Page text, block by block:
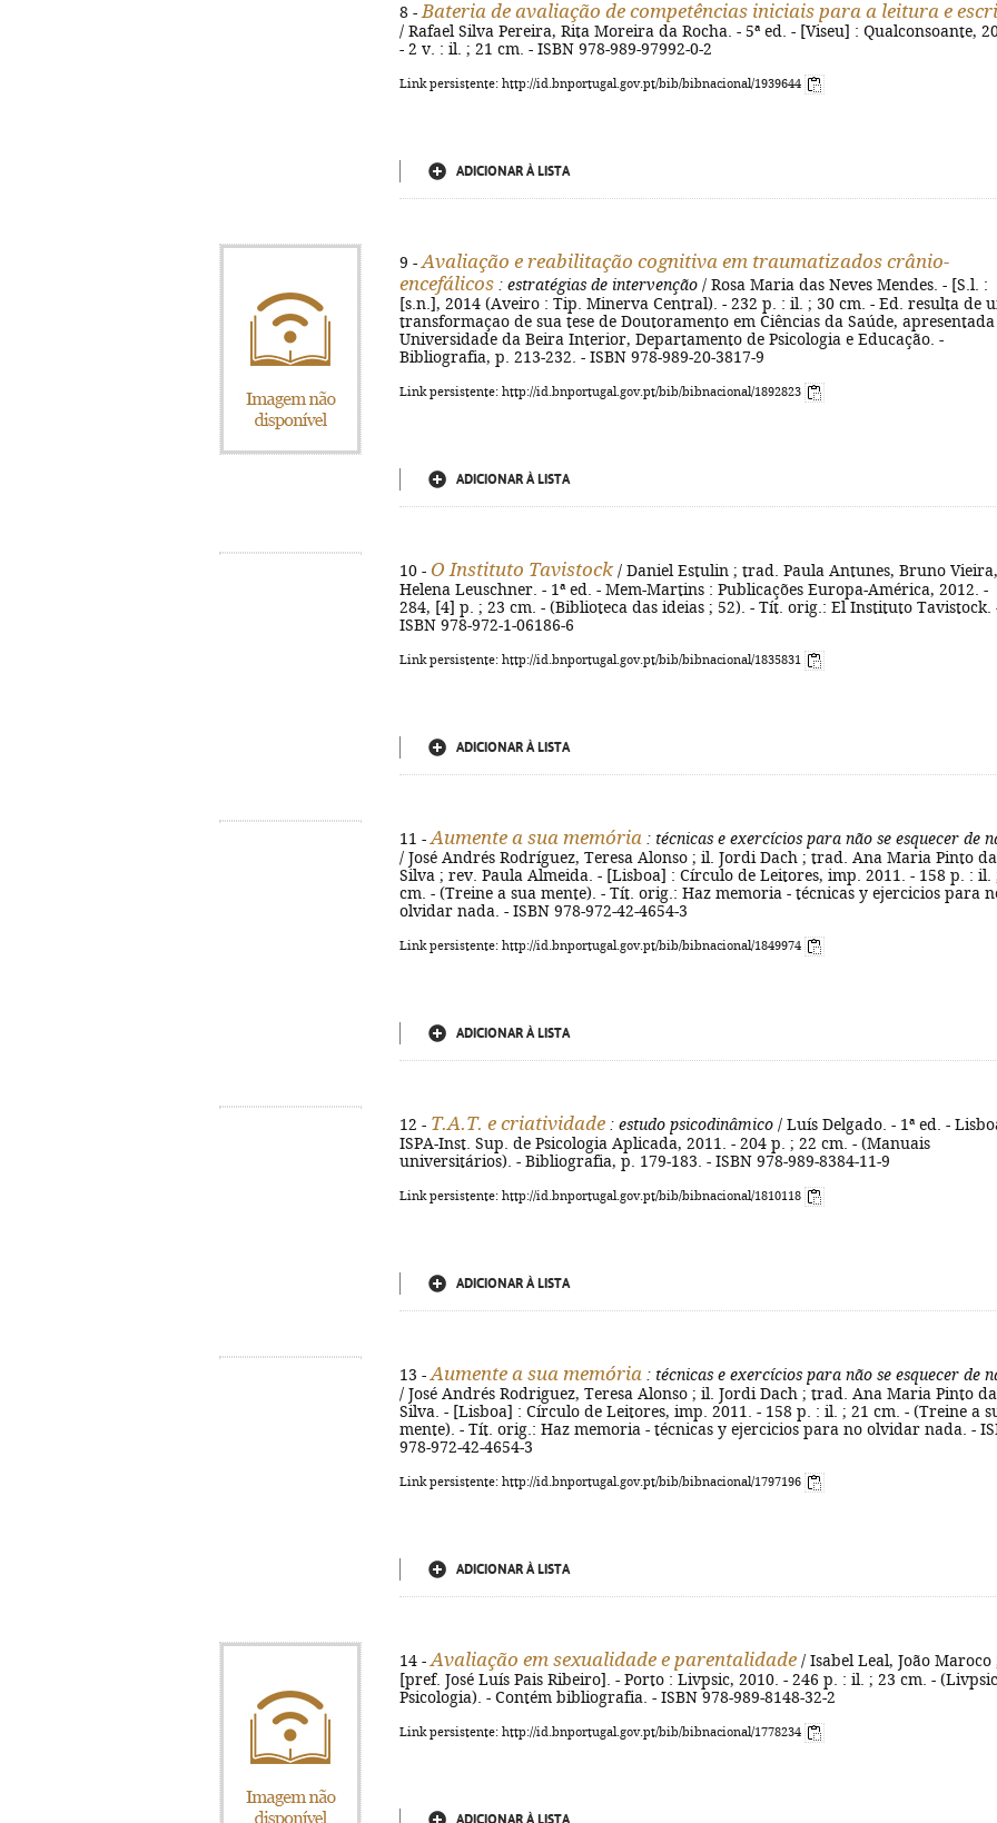
8 - Bateria de avaliação de competências iniciais para a leitura e
/ Rafael Silva Pereira, Rita Moreira da Rocha. - 5ª ed. - [Viseu] : Qualconsoante,
- 2 v. : il. ; 21 cm. - ISBN 978-989-97992-0-2
Link persistente: http://id.bnportugal.gov.pt/bib/bibnacional/1939644
ADICIONAR À LISTA
9 - Avaliação e reabilitação cognitiva em traumatizados crânio-
encefálicos : estratégias de intervenção / Rosa Maria das Neves Mendes. - [S.l. :
[s.n.], 2014 (Aveiro : Tip. Minerva Central). - 232 p. : il. ; 30 cm. - Ed. resulta de
transformaçao de sua tese de Doutoramento em Ciências da Saúde, apresentada
Universidade da Beira Interior, Departamento de Psicologia e Educação. -
Bibliografia, p. 213-232. - ISBN 978-989-20-3817-9
Link persistente: http://id.bnportugal.gov.pt/bib/bibnacional/1892823
ADICIONAR À LISTA
10 - O Instituto Tavistock / Daniel Estulin ; trad. Paula Antunes, Bruno Vieira,
Helena Leuschner. - 1ª ed. - Mem-Martins : Publicações Europa-América, 2012. -
284, [4] p. ; 23 cm. - (Biblioteca das ideias ; 52). - Tít. orig.: El Instituto Tavistock.
ISBN 978-972-1-06186-6
Link persistente: http://id.bnportugal.gov.pt/bib/bibnacional/1835831
ADICIONAR À LISTA
11 - Aumente a sua memória : técnicas e exercícios para não se esquecer de
/ José Andrés Rodríguez, Teresa Alonso ; il. Jordi Dach ; trad. Ana Maria Pinto da
Silva ; rev. Paula Almeida. - [Lisboa] : Círculo de Leitores, imp. 2011. - 158 p. : il.
cm. - (Treine a sua mente). - Tít. orig.: Haz memoria - técnicas y ejercicios para
olvidar nada. - ISBN 978-972-42-4654-3
Link persistente: http://id.bnportugal.gov.pt/bib/bibnacional/1849974
ADICIONAR À LISTA
12 - T.A.T. e criatividade : estudo psicodinâmico / Luís Delgado. - 1ª ed. -
ISPA-Inst. Sup. de Psicologia Aplicada, 2011. - 204 p. ; 22 cm. - (Manuais
universitários). - Bibliografia, p. 179-183. - ISBN 978-989-8384-11-9
Link persistente: http://id.bnportugal.gov.pt/bib/bibnacional/1810118
ADICIONAR À LISTA
13 - Aumente a sua memória : técnicas e exercícios para não se esquecer de
/ José Andrés Rodriguez, Teresa Alonso ; il. Jordi Dach ; trad. Ana Maria Pinto da
Silva. - [Lisboa] : Círculo de Leitores, imp. 2011. - 158 p. : il. ; 21 cm. - (Treine a
mente). - Tít. orig.: Haz memoria - técnicas y ejercicios para no olvidar nada. -
978-972-42-4654-3
Link persistente: http://id.bnportugal.gov.pt/bib/bibnacional/1797196
ADICIONAR À LISTA
14 - Avaliação em sexualidade e parentalidade / Isabel Leal, João Maroco
[pref. José Luís Pais Ribeiro]. - Porto : Livpsic, 2010. - 246 p. : il. ; 23 cm. - (Livpsic.
Psicologia). - Contém bibliografia. - ISBN 978-989-8148-32-2
Link persistente: http://id.bnportugal.gov.pt/bib/bibnacional/1778234
ADICIONAR À LISTA